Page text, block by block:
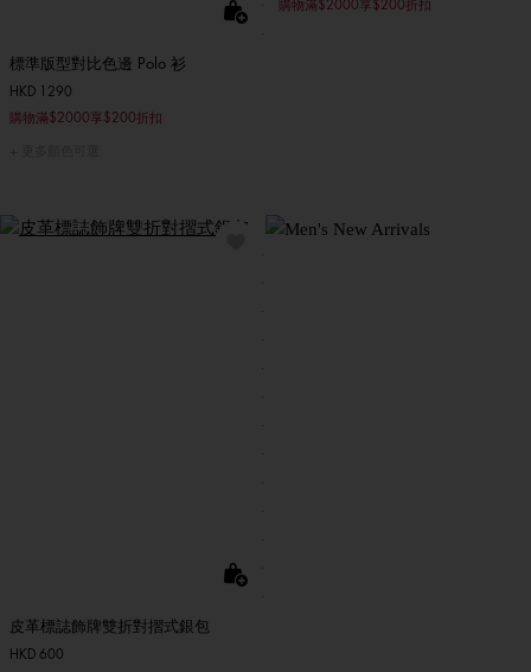
標準版型對比色邊 Polo 衫
HKD 1290
購物滿$2000享$200折扣
購物滿$2000享$200折扣
皮革標誌飾牌雙折對摺式銀包
HKD 600